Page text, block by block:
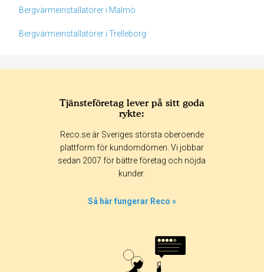
Bergvärmeinstallatörer i Malmö
Bergvärmeinstallatörer i Trelleborg
Betyg & tidpunkt:
365 dagar 90 dagar
30 dagar
Tjänsteföretag lever på sitt goda
rykte:
Reco.se är Sveriges största oberoende
plattform för kundomdömen. Vi jobbar
sedan 2007 för bättre företag och nöjda
kunder.
Så här fungerar Reco »